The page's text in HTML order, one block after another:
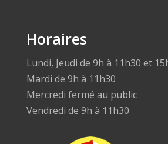
Horaires
Lundi, Jeudi de 9h à 11h30 et
Mardi de 9h à 11h30
Mercredi fermé au public
Vendredi de 9h à 11h30